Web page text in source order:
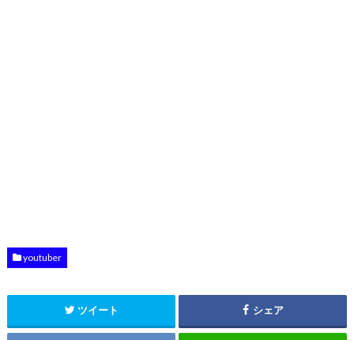
youtuber
ツイート シェア